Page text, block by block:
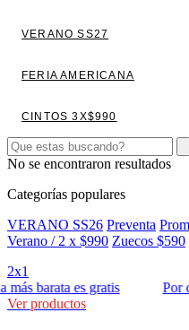
VERANO SS27
FERIA AMERICANA
CINTOS 3X$990
No se encontraron resultados
Categorías populares
VERANO SS26 Preventa
Verano / 2 x $990 Zuecos $590
2x1
barata es gratis
Por
Ver productos